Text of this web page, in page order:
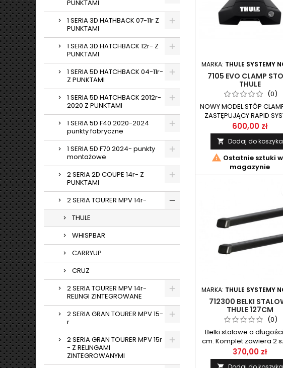
PUNKTAMI
1 SERIA 3D HATHBACK 07-11r Z
PUNKTAMI
1 SERIA 3D HATCHBACK 12r- Z
PUNKTAMI
1 SERIA 5D HATCHBACK 04-11r-
Z PUNKTAMI
1 SERIA 5D HATCHBACK 2012r-
2020 Z PUNKTAMI
1 SERIA 5D F40 2020-2024
punkty fabryczne
1 SERIA 5D F70 2024- punkty
montażowe
2 SERIA 2D COUPE 14r- Z
PUNKTAMI
2 SERIA TOURER MPV 14r-
THULE
WHISPBAR
CARRYUP
CRUZ
2 SERIA TOURER MPV 14r-
RELINGI ZINTEGROWANE
2 SERIA GRAN TOURER MPV 15-
r
2 SERIA GRAN TOURER MPV 15r
- Z RELINGAMI
ZINTEGROWANYMI
MARKA: THULE SYSTEMY
7105 EVO CLAMP
THULE
(0)
NOWY MODEL STÓP
ZASTĘPUJĄCY RAPID
754. KOMPLET ZAWIERA
SZTUKI
600,00 zł
 Dodaj do koszyka
 Ostatnie sztuki w
magazynie
MARKA: THULE SYSTEMY
712300 BELKI
THULE 127CM
(0)
Belki stalowe o długości
cm. Komplet zawiera 2
370,00 zł
